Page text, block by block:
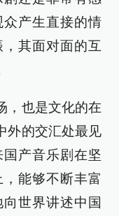
产生直接的情
其面对面的互
，也是文化的在
外的交汇处最见
产音乐剧在坚
能够不断丰富
世界讲述中国